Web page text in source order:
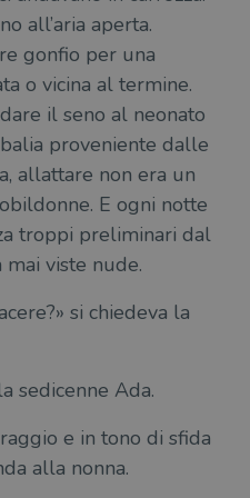
all’aria aperta.
gonfio per una
o vicina al termine.
il seno al neonato
balia proveniente dalle
allattare non era un
E ogni notte
troppi preliminari dal
mai viste nude.
si chiedeva la
sedicenne Ada.
e in tono di sfida
alla nonna.
Dominio
Automattic
.illibraio.it
Sessione
.illibraio.it
CookieScript